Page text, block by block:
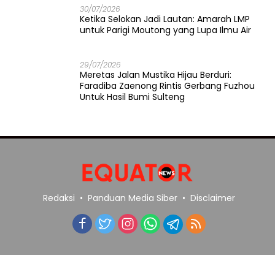
30/07/2026
Ketika Selokan Jadi Lautan: Amarah LMP
untuk Parigi Moutong yang Lupa Ilmu Air
29/07/2026
Meretas Jalan Mustika Hijau Berduri:
Faradiba Zaenong Rintis Gerbang Fuzhou
Untuk Hasil Bumi Sulteng
Redaksi Panduan Media Siber Disclaimer